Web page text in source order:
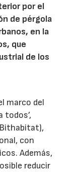
por el
de pérgola
en la
que
de los
marco del
todos’,
con
Además,
reducir